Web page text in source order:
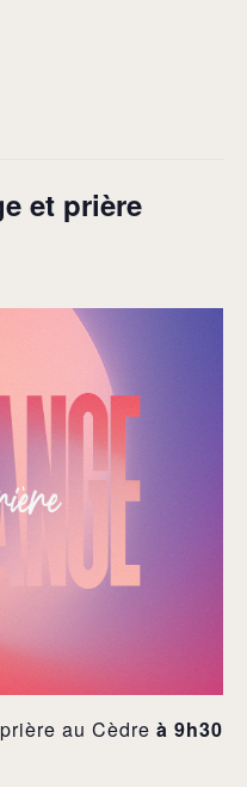
et prière
au Cèdre à 9h30